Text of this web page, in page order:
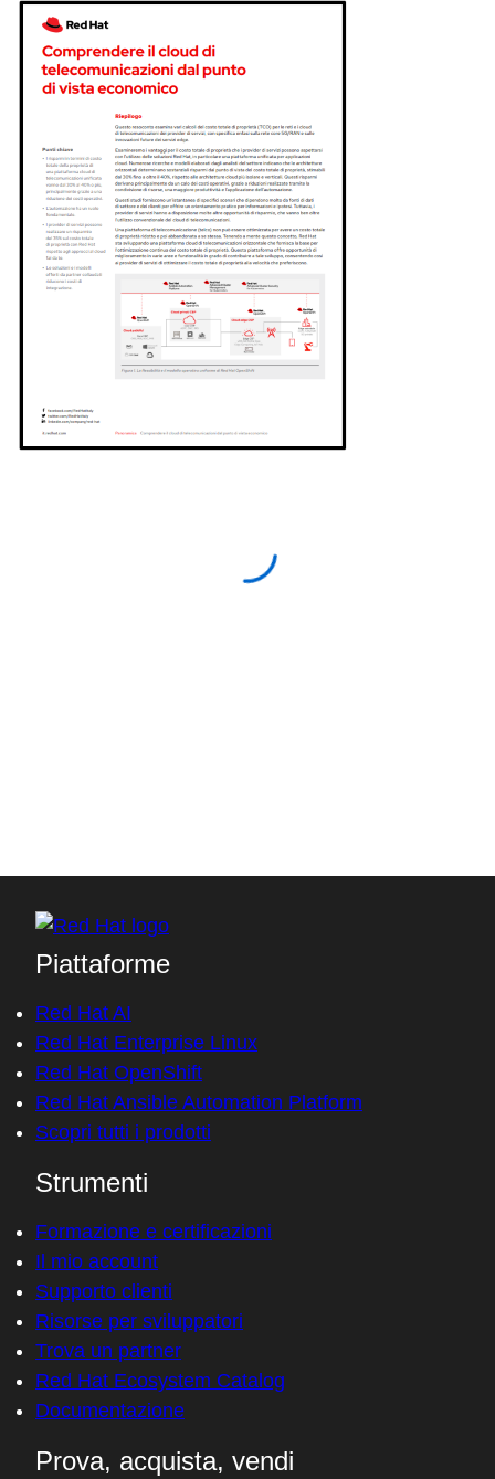
Access with your Red Hat
Piattaforme
Red Hat AI
Red Hat Enterprise Linux
Red Hat OpenShift
Red Hat Ansible Automation Platform
Strumenti
Formazione e certificazioni
Il mio account
Supporto clienti
Risorse per sviluppatori
Trova un partner
Red Hat Ecosystem Catalog